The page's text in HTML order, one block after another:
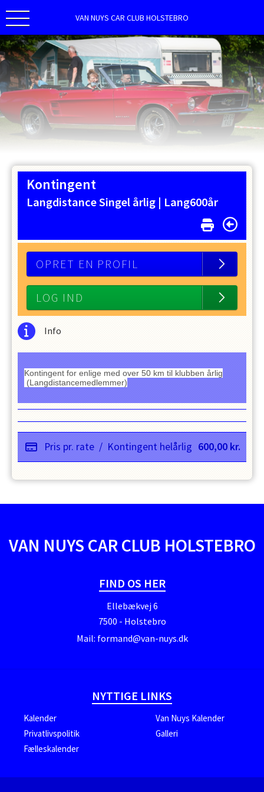
VAN NUYS CAR CLUB HOLSTEBRO
Kontingent
Langdistance Singel årlig | Lang600år
OPRET EN PROFIL
LOG IND
Info
Kontingent for enlige med over 50 km til klubben årlig
(Langdistancemedlemmer)
Pris pr. rate/ Kontingent helårlig 600,00 kr.
VAN NUYS CAR CLUB HOLSTEBRO
FIND OS HER
Ellebækvej 6
7500 - Holstebro
Mail: formand@van-nuys.dk
NYTTIGE LINKS
Kalender
Van Nuys Kalender
Privatlivspolitik
Galleri
Fælleskalender